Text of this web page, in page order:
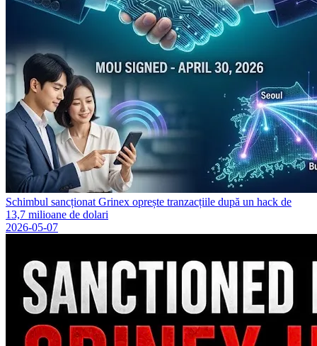
Schimbul sancționat Grinex oprește tranzacțiile după un hack de
13,7 milioane de dolari
2026-05-07